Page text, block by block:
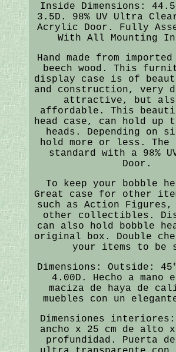
Inside Dimensions:
3.5D. 98% UV Ultra
Acrylic Door. Fully
With All Mounting
Hand made from
beech wood. This
display case is of
and construction, very
attractive, but
affordable. This
head case, can hold up
heads. Depending on
hold more or less. The
standard with a 98%
Door.
To keep your bobble
Great case for other
such as Action
other collectibles.
can also hold bobble
original box. Double
your items to be
Dimensions: Outside:
4.00D. Hecho a mano
maciza de haya de
muebles con un
Dimensiones interiores:
ancho x 25 cm de alto
profundidad. Puerta